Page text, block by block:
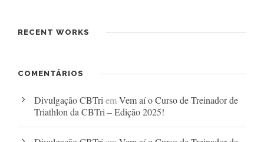
RECENT WORKS
COMENTÁRIOS
Divulgação CBTriemVem aí o Curso de Treinador de
Triathlon da CBTri – Edição 2025!